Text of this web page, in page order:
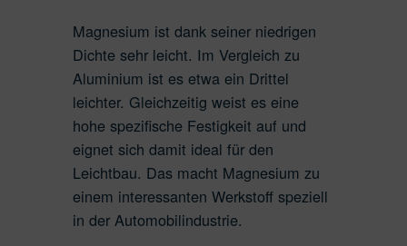
Magnesium ist dank seiner niedrigen
Dichte sehr leicht. Im Vergleich zu
Aluminium ist es etwa ein Drittel
leichter. Gleichzeitig weist es eine
hohe spezifische Festigkeit auf und
eignet sich damit ideal für den
Leichtbau. Das macht Magnesium zu
einem interessanten Werkstoff speziell
in der Automobilindustrie.